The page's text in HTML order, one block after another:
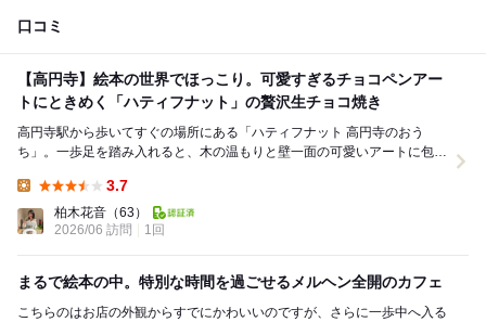
口コミ
【高円寺】絵本の世界でほっこり。可愛すぎるチョコペンアー
トにときめく「ハティフナット」の贅沢生チョコ焼き
高円寺駅から歩いてすぐの場所にある「ハティフナット 高円寺のおう
ち」。一歩足を踏み入れると、木の温もりと壁一面の可愛いアートに包ま
3.7
柏木花音 （63）
2026/06 訪問
1回
まるで絵本の中。特別な時間を過ごせるメルヘン全開のカフェ
こちらのはお店の外観からすでにかわいいのですが、さらに一歩中へ入る